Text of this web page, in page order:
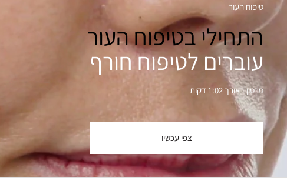
טיפוח העור
התחילי בטיפוח העור
עוברים לטיפוח חורף
סרטון באורך 1:02 דקות
צפי עכשיו